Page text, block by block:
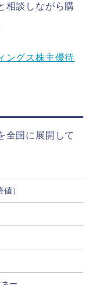
相談しながら購
ングス株主優待
全国に展開して
）